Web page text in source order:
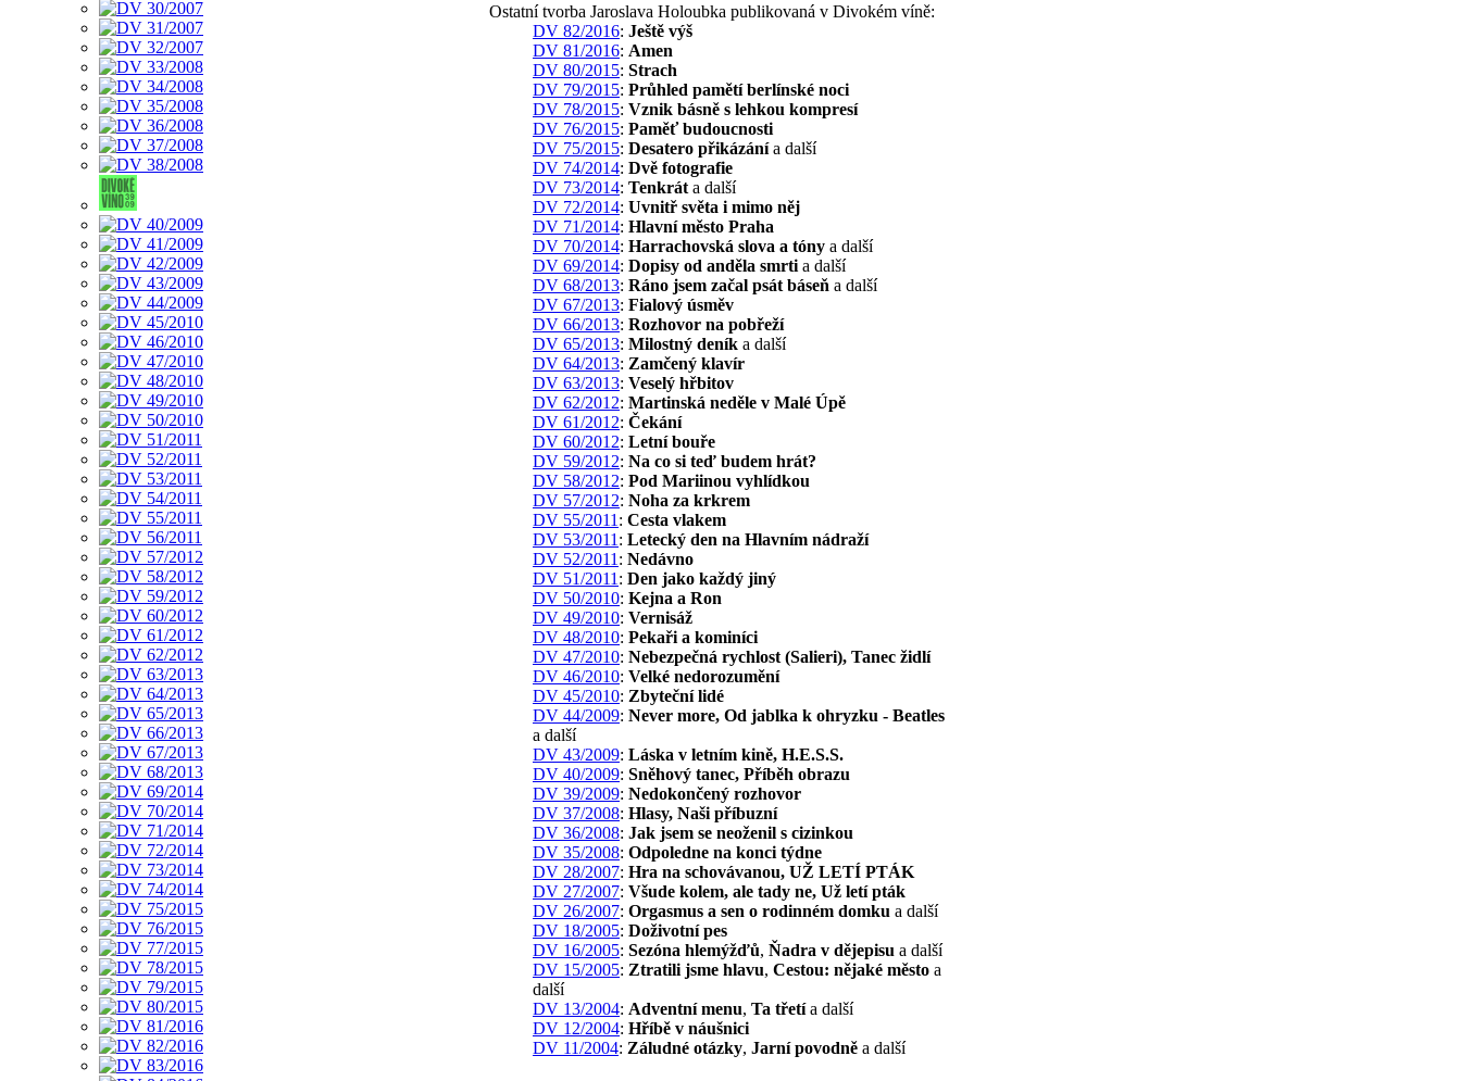
Ostatní tvorba Jaroslava Holoubka publikovaná v Divokém víně:
DV 82/2016: Ještě výš
DV 81/2016: Amen
DV 80/2015: Strach
DV 79/2015: Průhled pamětí berlínské noci
DV 78/2015: Vznik básně s lehkou kompresí
DV 76/2015: Paměť budoucnosti
DV 75/2015: Desatero přikázánía další
DV 74/2014: Dvě fotografie
DV 73/2014: Tenkrát a další
DV 72/2014: Uvnitř světa i mimo něj
DV 71/2014: Hlavní město Praha
DV 70/2014: Harrachovská slova a tóny a další
DV 69/2014: Dopisy od anděla smrti a další
DV 68/2013: Ráno jsem začal psát báseň a další
DV 67/2013: Fialový úsměv
DV 66/2013: Rozhovor na pobřeží
DV 65/2013: Milostný deník a další
DV 64/2013: Zamčený klavír
DV 63/2013: Veselý hřbitov
DV 62/2012: Martinská neděle v Malé Úpě
DV 61/2012: Čekání
DV 60/2012: Letní bouře
DV 59/2012: Na co si teď budem hrát?
DV 58/2012: Pod Mariinou vyhlídkou
DV 57/2012: Noha za krkrem
DV 55/2011 : Cesta vlakem
DV 53/2011 : Letecký den na Hlavním nádraží
DV 52/2011 : Nedávno
DV 51/2011 : Den jako každý jiný
DV 50/2010: Kejna a Ron
DV 49/2010: Vernisáž
DV 48/2010: Pekaři a kominíci
DV 47/2010: Nebezpečná rychlost (Salieri), Tanec židlí
DV 46/2010: Velké nedorozumění
DV 45/2010: Zbyteční lidé
DV 44/2009: Never more, Od jablka k ohryzku - Beatles
a další
DV 43/2009: Láska v letním kině, H.E.S.S.
DV 40/2009: Sněhový tanec, Příběh obrazu
DV 39/2009: Nedokončený rozhovor
DV 37/2008: Hlasy, Naši příbuzní
DV 36/2008: Jak jsem se neoženil s cizinkou
DV 35/2008: Odpoledne na konci týdne
DV 28/2007: Hra na schovávanou, UŽ LETÍ PTÁK
DV 27/2007: Všude kolem, ale tady ne, Už letí pták
DV 26/2007: Orgasmus a sen o rodinném domku a další
DV 18/2005: Doživotní pes
DV 16/2005: Sezóna hlemýžďů, Ňadra v dějepisu a další
DV 15/2005: Ztratili jsme hlavu, Cestou: nějaké město a
další
DV 13/2004: Adventní menu, Ta třetía další
DV 12/2004: Hříbě v náušnici
DV 11/2004: Záludné otázky, Jarní povodně a další